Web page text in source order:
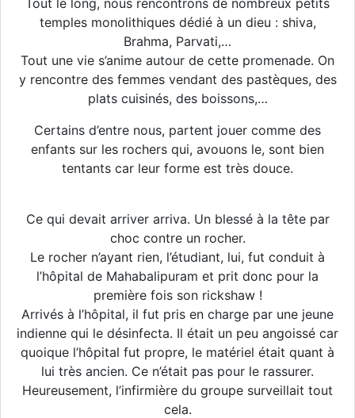
Tout le long, nous rencontrons de nombreux petits
temples monolithiques dédié à un dieu : shiva,
Brahma, Parvati,…
Tout une vie s’anime autour de cette promenade. On
y rencontre des femmes vendant des pastèques, des
plats cuisinés, des boissons,…
Certains d’entre nous, partent jouer comme des
enfants sur les rochers qui, avouons le, sont bien
tentants car leur forme est très douce.
Ce qui devait arriver arriva. Un blessé à la tête par
choc contre un rocher.
Le rocher n’ayant rien, l’étudiant, lui, fut conduit à
l’hôpital de Mahabalipuram et prit donc pour la
première fois son rickshaw !
Arrivés à l’hôpital, il fut pris en charge par une jeune
indienne qui le désinfecta. Il était un peu angoissé car
quoique l’hôpital fut propre, le matériel était quant à
lui très ancien. Ce n’était pas pour le rassurer.
Heureusement, l’infirmière du groupe surveillait tout
cela.